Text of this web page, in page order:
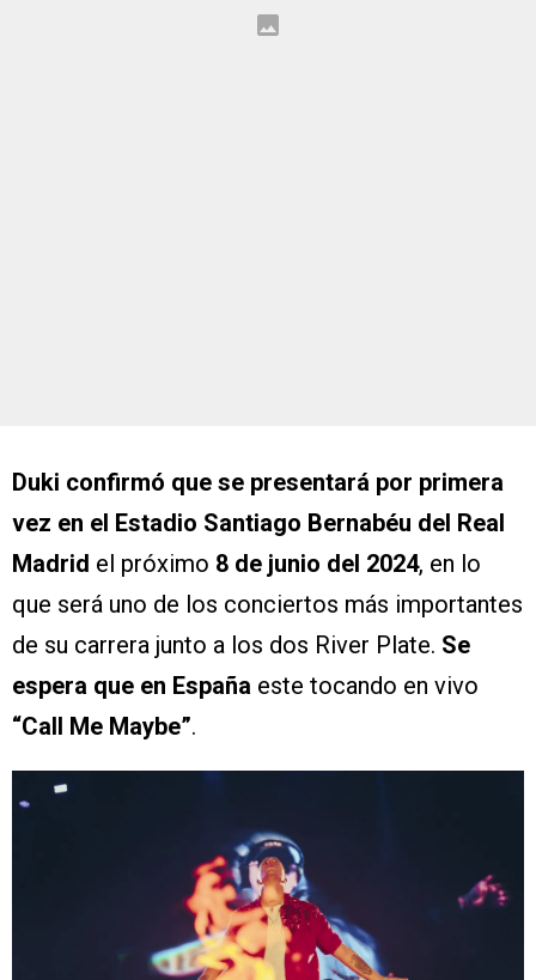
Duki confirmó que se presentará por primera
vez en el Estadio Santiago Bernabéu del Real
Madrid el próximo 8 de junio del 2024, en lo
que será uno de los conciertos más importantes
de su carrera junto a los dos River Plate. Se
espera que en España este tocando en vivo
“Call Me Maybe”.